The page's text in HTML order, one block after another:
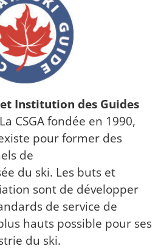
Institution des Guides
La CSGA fondée en 1990,
pour former des
de
du ski. Les buts et
sont de développer
de service de
hauts possible pour ses
du ski.